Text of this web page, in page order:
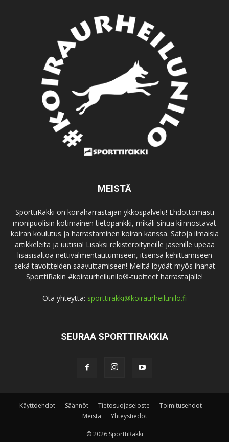
MEISTÄ
SporttiRakki on koiraharrastajan ykköspalvelu! Ehdottomasti
monipuolisin kotimainen tietopankki, mikäli sinua kiinnostavat
koiran koulutus ja harrastaminen koiran kanssa. Satoja ilmaisia
artikkeleita ja uutisia! Lisäksi rekisteröityneille jäsenille upeaa
lisäsisältöä nettivalmentautumiseen, itsensä kehittämiseen
sekä tavoitteiden saavuttamiseen! Meiltä löydät myös ihanat
SporttiRakin #koiraurheilunilo®-tuotteet harrastajalle!
Ota yhteyttä: sporttirakki@koiraurheilunilo.fi
SEURAA SPORTTIRAKKIA
Käyttöehdot Säännöt Tietosuojaseloste
Toimitusehdot
Meistä
Yhteystiedot
© 2026 SporttiRakki